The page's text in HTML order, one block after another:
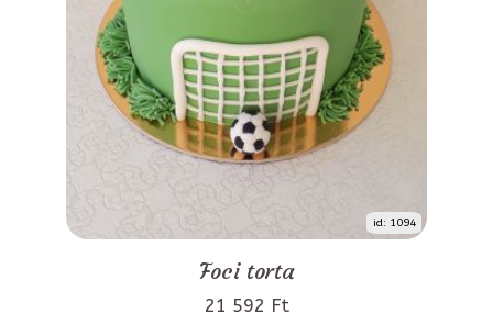
id: 1094
Foci torta
21 592 Ft